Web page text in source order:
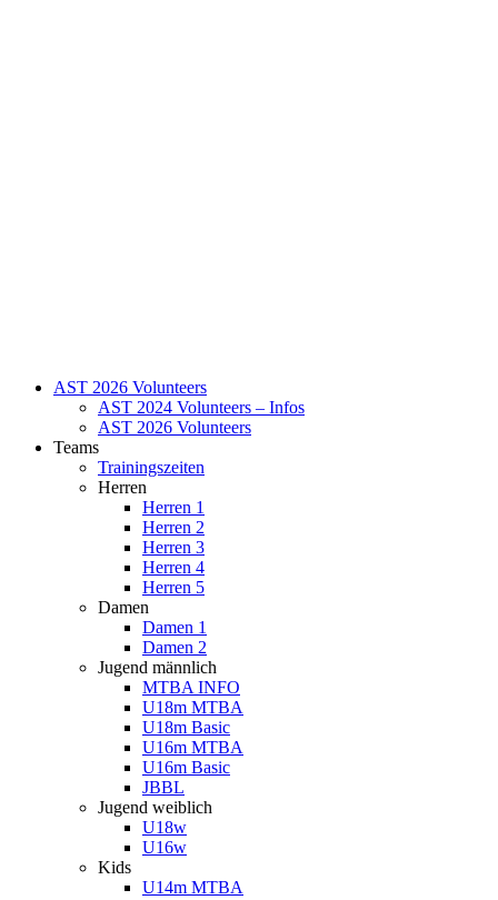
AST 2026 Volunteers
AST 2024 Volunteers – Infos
AST 2026 Volunteers
Teams
Trainingszeiten
Herren
Herren 1
Herren 2
Herren 3
Herren 4
Herren 5
Damen
Damen 1
Damen 2
Jugend männlich
MTBA INFO
U18m MTBA
U18m Basic
U16m MTBA
U16m Basic
JBBL
Jugend weiblich
U18w
U16w
Kids
U14m MTBA